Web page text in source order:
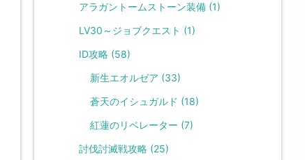
アラガントームストーン装備 (1)
LV30～ジョブクエスト (1)
ID攻略 (58)
新生エオルゼア (33)
蒼天のイシュガルド (18)
紅蓮のリベレーター (7)
討伐討滅戦攻略 (25)